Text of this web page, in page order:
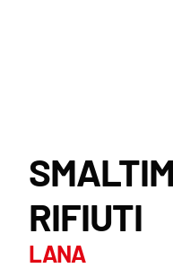
RIFIUTI
LANA